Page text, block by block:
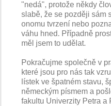
"nedá", protože někdy
slabě, že se později sám
onomu tvrzení nebo
váhu hned. Případně
měl jsem to udělat.
Pokračujme společně v
které jsou pro nás tak
lístek ve špatném stavu,
německým písmem a
fakultu Univerzity Petra a